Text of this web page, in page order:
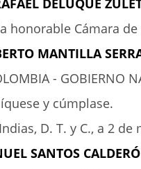
DELUQUE
honorable Cámara
MANTILLA
- GOBIERNO
y cúmplase.
D. T. y C., a 2 de
SANTOS